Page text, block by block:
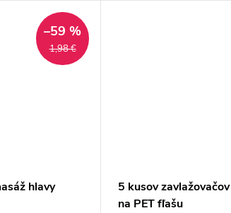
1,98 €
–59 %
hlavy
5 kusov
na PET fľašu